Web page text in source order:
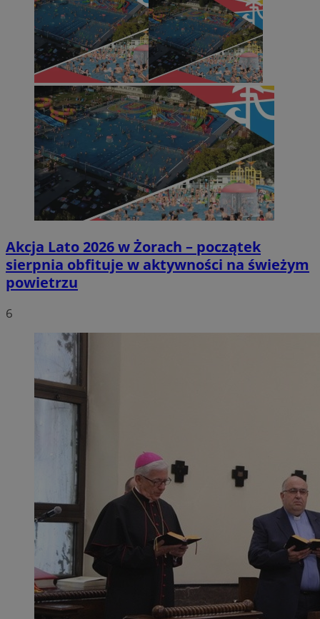
Akcja Lato 2026 w Żorach – początek
sierpnia obfituje w aktywności na świeżym
powietrzu
6